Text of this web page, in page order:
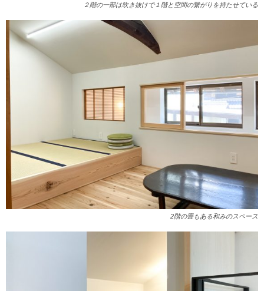
２階の一部は吹き抜けで１階と空間の繋がりを持たせている
2階の畳もある和みのスペース